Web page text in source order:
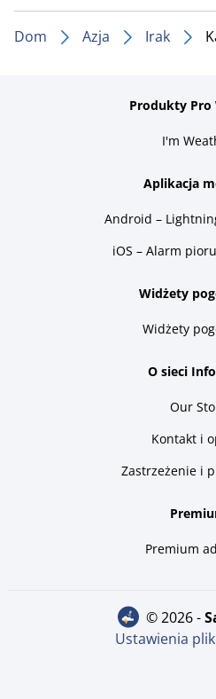
Dom Azja Irak
Produkty Pro
I'm
Aplikacja
Android –
iOS – Alarm
Widżety
Widżety
O sieci
Our
Kontakt i
Zastrzeżenie i
Premium
© 2026 -
Ustawienia